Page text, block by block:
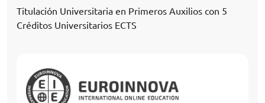
Titulación Universitaria en Primeros Auxilios con 5
Créditos Universitarios ECTS